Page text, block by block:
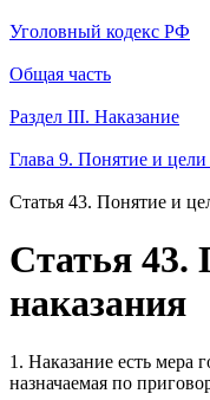
Уголовный кодекс РФ
Общая часть
Раздел III. Наказание
Глава 9. Понятие и
Статья 43. Понятие и
Статья 43.
наказания
1. Наказание есть мера
назначаемая по